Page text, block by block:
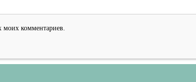
моих комментариев.